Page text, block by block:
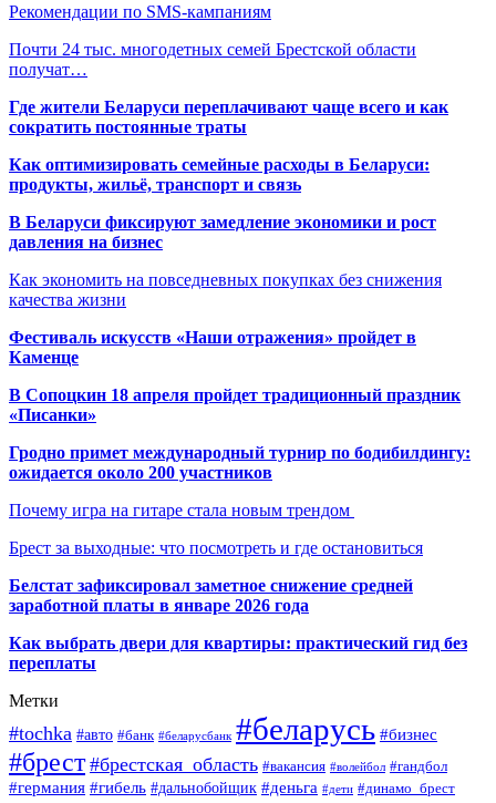
Рекомендации по SMS-кампаниям
Почти 24 тыс. многодетных семей Брестской области
получат…
Где жители Беларуси переплачивают чаще всего и как
сократить постоянные траты
Как оптимизировать семейные расходы в Беларуси:
продукты, жильё, транспорт и связь
В Беларуси фиксируют замедление экономики и рост
давления на бизнес
Как экономить на повседневных покупках без снижения
качества жизни
Фестиваль искусств «Наши отражения» пройдет в
Каменце
В Сопоцкин 18 апреля пройдет традиционный праздник
«Писанки»
Гродно примет международный турнир по бодибилдингу:
ожидается около 200 участников
Почему игра на гитаре стала новым трендом
Брест за выходные: что посмотреть и где остановиться
Белстат зафиксировал заметное снижение средней
заработной платы в январе 2026 года
Как выбрать двери для квартиры: практический гид без
переплаты
Метки
#tochka #авто #банк #беларусбанк #беларусь #бизнес
#брест #брестская_область #вакансия #волейбол #гандбол
#германия #гибель #дальнобойщик #деньга #дети #динамо_брест